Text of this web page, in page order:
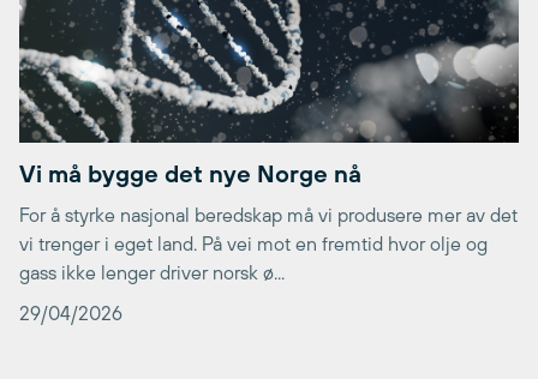
Vi må bygge det nye Norge nå
For å styrke nasjonal beredskap må vi produsere mer av det
vi trenger i eget land. På vei mot en fremtid hvor olje og
gass ikke lenger driver norsk ø...
29/04/2026